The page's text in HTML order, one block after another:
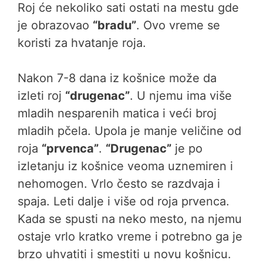
Roj će nekoliko sati ostati na mestu gde
je obrazovao “bradu”. Ovo vreme se
koristi za hvatanje roja.
Nakon 7-8 dana iz košnice može da
izleti roj “drugenac”. U njemu ima više
mladih nesparenih matica i veći broj
mladih pčela. Upola je manje veličine od
roja “prvenca”. “Drugenac” je po
izletanju iz košnice veoma uznemiren i
nehomogen. Vrlo često se razdvaja i
spaja. Leti dalje i više od roja prvenca.
Kada se spusti na neko mesto, na njemu
ostaje vrlo kratko vreme i potrebno ga je
brzo uhvatiti i smestiti u novu košnicu.